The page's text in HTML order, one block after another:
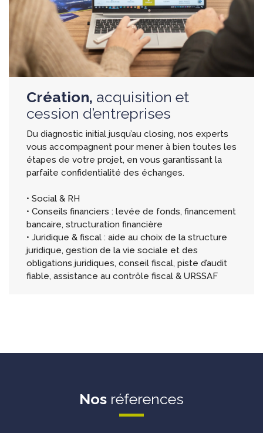
Création, acquisition et
cession d’entreprises
Du diagnostic initial jusqu’au closing, nos experts
vous accompagnent pour mener à bien toutes les
étapes de votre projet, en vous garantissant la
parfaite confidentialité des échanges.
• Social & RH
• Conseils financiers : levée de fonds, financement
bancaire, structuration financière
• Juridique & fiscal : aide au choix de la structure
juridique, gestion de la vie sociale et des
obligations juridiques, conseil fiscal, piste d’audit
fiable, assistance au contrôle fiscal & URSSAF
Nos réferences